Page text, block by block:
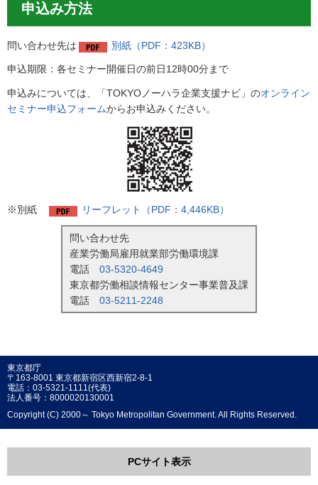
申込み方法
問い合わせ先は 別紙（PDF：423KB）
申込期限：各セミナー開催日の前日12時00分まで
申込みについては、「TOKYOノーハラ企業支援ナビ」のオンライン
セミナー申込フォームからお申込みください。
※別紙 リーフレット（PDF：4,446KB）
問い合わせ先
産業労働局雇用就業部労働環境課
電話 03-5320-4649
東京都労働相談情報センター事業普及課
電話 03-5211-2248
東京都庁
〒163-8001 東京都新宿区西新宿2-8-1
電話：03-5321-1111(代表)
法人番号：8000020130001
Copyright (C) 2000～ Tokyo Metropolitan Government. All Rights Reserved.
PCサイト表示